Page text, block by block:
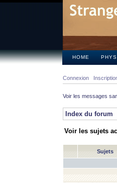
HOME
Connexion
Voir les messages
Index du forum
Voir les sujets
Sujets